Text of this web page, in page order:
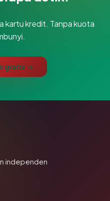
kartu kredit. Tanpa kuota
gratis →
independen